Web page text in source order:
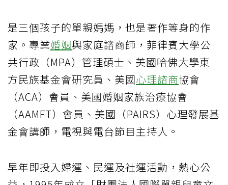
是三個孩子的單親媽媽，也是著作等身的作
家。專業婚姻與家庭諮商師，菲律賓大學公
共行政（MPA）管理碩士、美國哈佛大學東
方民族基金會研究員、美國心理諮商協會
（ACA）會員、美國婚姻家族治療協會
（AAMFT）會員、美國（PAIRS）心理發展基
金會講師，電視與電台節目主持人。
早年即投入婦運、民運及社運活動，熱心公